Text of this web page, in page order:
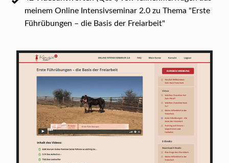
meinem Online Intensivseminar 2.0 zu Thema "Erste
Führübungen – die Basis der Freiarbeit"